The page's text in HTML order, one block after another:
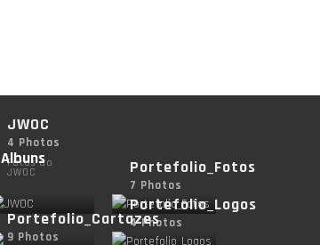
Albuns
JWOC
4 Photos
Fotos do
JWOC Portefolio_Fotos
7 Photos
Portefolio_Cartazes
9 Photos
Portefolio_Logos
4 Photos